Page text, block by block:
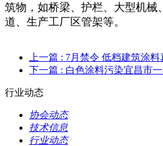
筑物，如桥梁、护栏、大型机械
道、生产工厂区管架等。
上一篇 : 7月禁令 低档建筑涂料
下一篇 : 白色涂料污染宜昌市
行业动态
协会动态
技术信息
行业动态